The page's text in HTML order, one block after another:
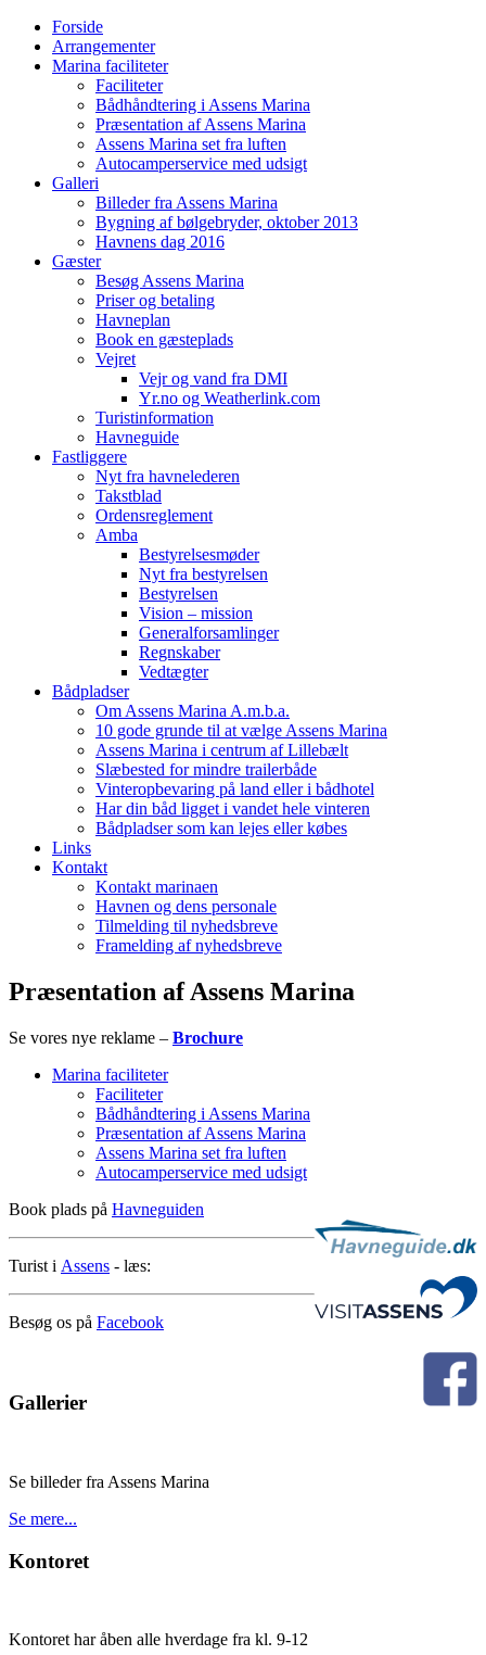
Forside
Arrangementer
Marina faciliteter
Faciliteter
Bådhåndtering i Assens Marina
Præsentation af Assens Marina
Assens Marina set fra luften
Autocamperservice med udsigt
Galleri
Billeder fra Assens Marina
Bygning af bølgebryder, oktober 2013
Havnens dag 2016
Gæster
Besøg Assens Marina
Priser og betaling
Havneplan
Book en gæsteplads
Vejret
Vejr og vand fra DMI
Yr.no og Weatherlink.com
Turistinformation
Havneguide
Fastliggere
Nyt fra havnelederen
Takstblad
Ordensreglement
Amba
Bestyrelsesmøder
Nyt fra bestyrelsen
Bestyrelsen
Vision – mission
Generalforsamlinger
Regnskaber
Vedtægter
Bådpladser
Om Assens Marina A.m.b.a.
10 gode grunde til at vælge Assens Marina
Assens Marina i centrum af Lillebælt
Slæbested for mindre trailerbåde
Vinteropbevaring på land eller i bådhotel
Har din båd ligget i vandet hele vinteren
Bådpladser som kan lejes eller købes
Links
Kontakt
Kontakt marinaen
Havnen og dens personale
Tilmelding til nyhedsbreve
Framelding af nyhedsbreve
Præsentation af Assens Marina
Se vores nye reklame – Brochure
Marina faciliteter
Faciliteter
Bådhåndtering i Assens Marina
Præsentation af Assens Marina
Assens Marina set fra luften
Autocamperservice med udsigt
Book plads på Havneguiden
Turist i Assens - læs:
Besøg os på Facebook
Gallerier
Se billeder fra Assens Marina
Se mere...
Kontoret
Kontoret har åben alle hverdage fra kl. 9-12